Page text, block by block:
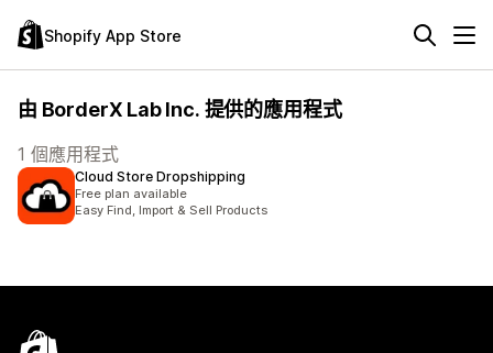
Shopify App Store
由 BorderX Lab Inc. 提供的應用程式
1 個應用程式
Cloud Store Dropshipping
Free plan available
Easy Find, Import & Sell Products